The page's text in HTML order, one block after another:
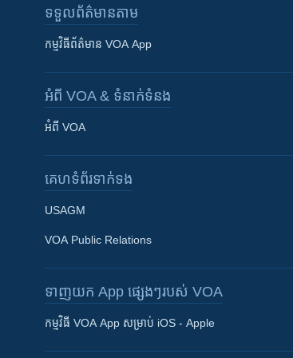
Khmer English
ទទួល​ព័ត៌មាន​តាម
កម្មវិធី​ព័ត៌មាន VOA App
អំពី​ VOA & ទំនាក់ទំនង
អំពី​ VOA
គេហទំព័រ​​ទាក់ទង
USAGM
VOA Public Relations
ទាញយក​ App ផ្សេងៗ​របស់​ VOA
កម្មវិធី​ VOA App សម្រាប់ iOS - Apple